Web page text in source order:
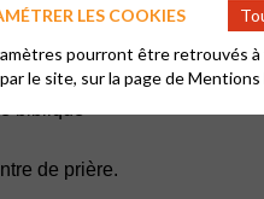
: Cellula
biblique
de prière.
LES COOKIES
pourront être retrouvés
le site, sur la page deMentions